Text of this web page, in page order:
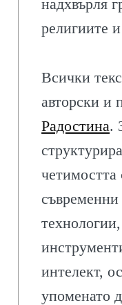
надхвърля
религиите
Всички
авторски и
Радостина.
четимостта
интелект,
упоменато